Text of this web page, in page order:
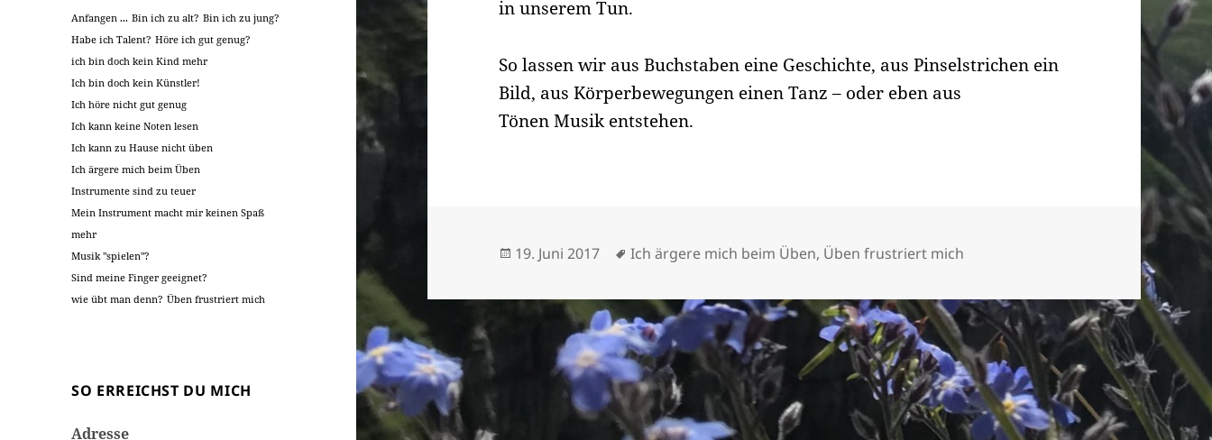
Anfangen ... Bin ich zu alt? Bin ich zu jung?
Habe ich Talent? Höre ich gut genug?
ich bin doch kein Kind mehr
Ich bin doch kein Künstler!
Ich höre nicht gut genug
Ich kann keine Noten lesen
Ich kann zu Hause nicht üben
Ich ärgere mich beim Üben
Instrumente sind zu teuer
Mein Instrument macht mir keinen Spaß
mehr
Musik "spielen"?
Sind meine Finger geeignet?
wie übt man denn? Üben frustriert mich
SO ERREICHST DU MICH
Adresse
in unserem Tun.
So lassen wir aus Buchstaben eine Geschichte, aus Pinselstrichen ein
Bild, aus Körperbewegungen einen Tanz – oder eben aus
Tönen Musik entstehen.
Veröffentlicht
19. Juni 2017 Schlagwörter
Ich ärgere mich beim Üben, Üben frustriert mich